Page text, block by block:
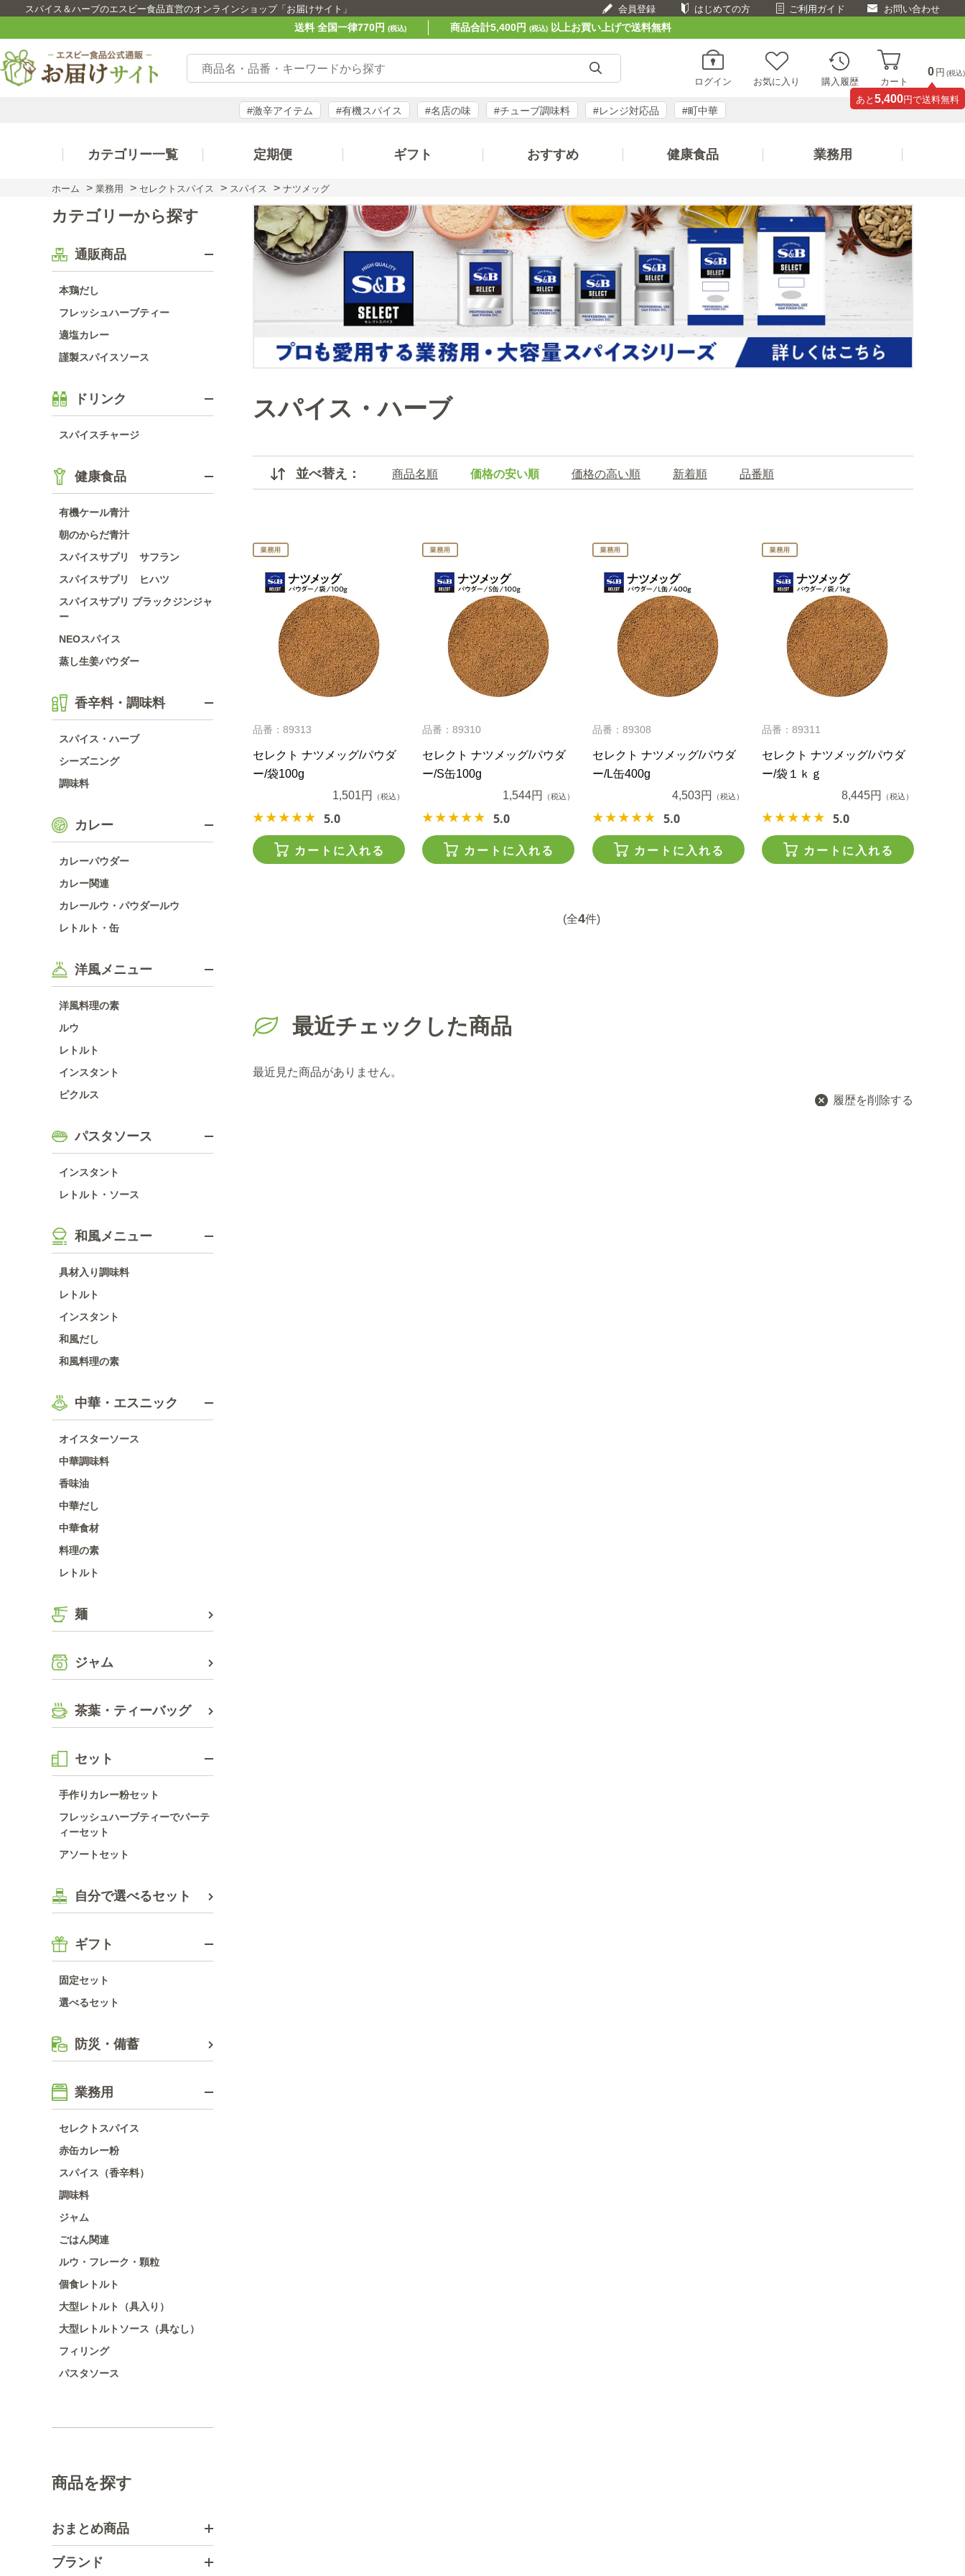
スパイス＆ハーブのエスビー食品直営のオンラインショップ「お届けサイト」 会員登録 はじめての方 ご利用ガイド お問い合わせ
送料 全国一律770円 (税込) 商品合計5,400円 (税込)以上お買い上げで送料無料
ログイン お気に入り 購入履歴 カート
0 円 (税込)
あと 5,400円で送料無料
#激辛アイテム #有機スパイス #名店の味 #チューブ調味料 #レンジ対応品 #町中華
カテゴリー一覧 定期便 ギフト おすすめ 健康食品 業務用
ホーム > 業務用 > セレクトスパイス > スパイス > ナツメッグ
カテゴリーから探す
通販商品
本鶏だし
フレッシュハーブティー
適塩カレー
謹製スパイスソース
ドリンク
スパイスチャージ
健康食品
有機ケール青汁
朝のからだ青汁
スパイスサプリ サフラン
スパイスサプリ ヒハツ
スパイスサプリ ブラックジンジャ
ー
NEOスパイス
蒸し生姜パウダー
香辛料・調味料
スパイス・ハーブ
シーズニング
調味料
カレー
カレーパウダー
カレー関連
カレールウ・パウダールウ
レトルト・缶
洋風メニュー
洋風料理の素
ルウ
レトルト
インスタント
ピクルス
パスタソース
インスタント
レトルト・ソース
和風メニュー
具材入り調味料
レトルト
インスタント
和風だし
和風料理の素
中華・エスニック
オイスターソース
中華調味料
香味油
中華だし
中華食材
料理の素
レトルト
麺
ジャム
茶葉・ティーバッグ
セット
手作りカレー粉セット
フレッシュハーブティーでパーテ
ィーセット
アソートセット
自分で選べるセット
ギフト
固定セット
選べるセット
防災・備蓄
業務用
セレクトスパイス
赤缶カレー粉
スパイス（香辛料）
調味料
ジャム
ごはん関連
ルウ・フレーク・顆粒
個食レトルト
大型レトルト（具入り）
大型レトルトソース（具なし）
フィリング
パスタソース
商品を探す
おまとめ商品
ブランド
スパイス・ハーブ
並べ替え： 商品名順 価格の安い順 価格の高い順 新着順 品番順
品番：89313
セレクト ナツメッグ/パウダ
ー/袋100g
1,501円
（税込）
5.0
カートに入れる
品番：89310
セレクト ナツメッグ/パウダ
ー/S缶100g
1,544円
（税込）
5.0
カートに入れる
品番：89308
セレクト ナツメッグ/パウダ
ー/L缶400g
4,503円
（税込）
5.0
カートに入れる
品番：89311
セレクト ナツメッグ/パウダ
ー/袋１ｋｇ
8,445円
（税込）
5.0
カートに入れる
(全4件)
最近チェックした商品
最近見た商品がありません。
履歴を削除する